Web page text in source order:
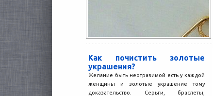
Как почистить золотые
украшения?
Желание быть неотразимой есть у каждой
женщины и золотые украшение тому
доказательство. Серьги, браслеты,